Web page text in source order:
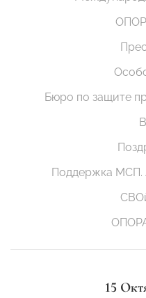
Бюро по защите
Поддержка МСП.
15